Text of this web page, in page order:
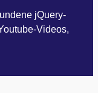
jQuery-
Videos,